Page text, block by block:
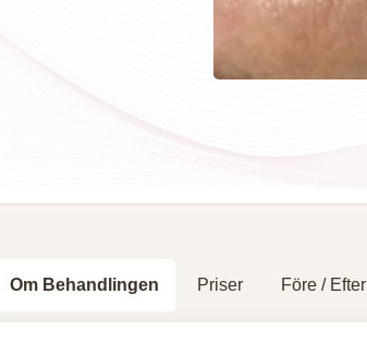
Om Behandlingen Priser Före / Efter